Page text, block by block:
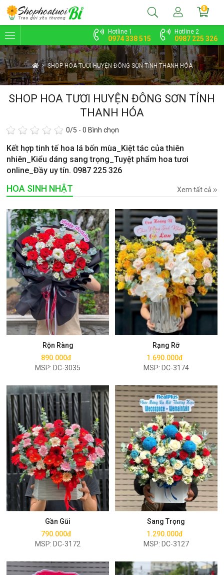
Hotline 1
0974 338 515
Hotline 2
0987 225 326
0
SHOP HOA TƯƠI HUYỆN ĐÔNG SƠN TỈNH THANH HÓA
SHOP HOA TƯƠI HUYỆN ĐÔNG SƠN TỈNH
THANH HÓA
0/5 -0 Bình chọn
Kết hợp tinh tế hoa lá bốn mùa_Kiệt tác của thiên
nhiên_Kiểu dáng sang trọng_Tuyệt phẩm hoa tươi
online_Đầy uy tín. 0987 225 326
HOA SINH NHẬT Xem tất cả
Rộn Ràng
890.000đ
MSP: DC-3035
Mua ngay
Rạng Rỡ
1.690.000đ
MSP: DC-3174
Mua ngay
Gần Gũi
790.000đ
MSP: DC-3172
Mua ngay
Sang Trọng
1.290.000đ
MSP: DC-3127
Mua ngay